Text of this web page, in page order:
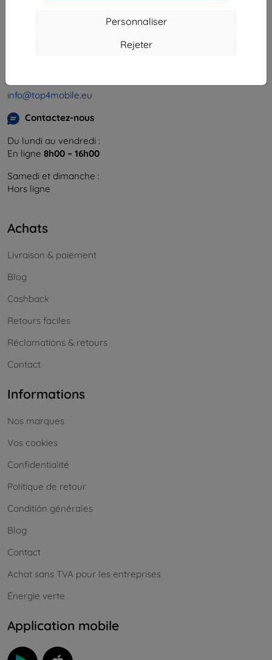
Personnaliser
Rejeter
Numéro d’identification d’entreprise :
SK2023549671
info@top4mobile.eu
Contactez-nous
Du lundi au vendredi :
En ligne 8h00 – 16h00
Samedi et dimanche :
Hors ligne
Achats
Livraison & paiement
Blog
Cashback
Retours faciles
Réclamations & retours
Contact
Informations
Nos marques
Vos cookies
Confidentialité
Politique de retour
Conditión générales
Blog
Contact
Achat sans TVA pour les entreprises
Énergie verte
Application mobile